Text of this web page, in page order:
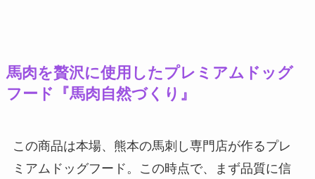
馬肉を贅沢に使用したプレミアムドッグ
フード『馬肉自然づくり』
この商品は本場、熊本の馬刺し専門店が作るプレ
ミアムドッグフード。この時点で、まず品質に信